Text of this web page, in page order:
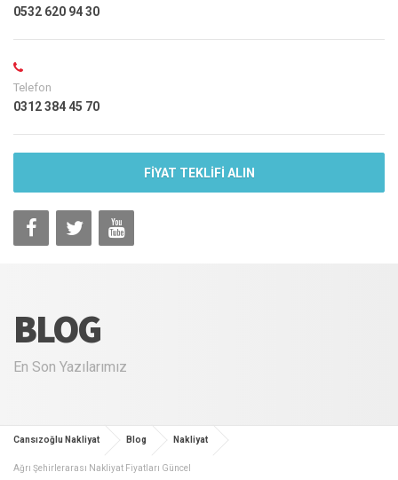
0532 620 94 30
Telefon
0312 384 45 70
FİYAT TEKLİFİ ALIN
BLOG
En Son Yazılarımız
Cansızoğlu Nakliyat Blog Nakliyat
Ağrı Şehirlerarası Nakliyat Fiyatları Güncel